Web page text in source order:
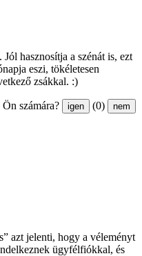
hasznosítja a szénát is, ezt
eszi, tökéletesen
zsákkal. :)
számára? igen (0) nem
azt jelenti, hogy a véleményt
ügyfélfiókkal, és